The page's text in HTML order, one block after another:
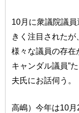
10月に衆議院議
きく注目された
様々な議員の存在
キャンダル議員”
夫氏にお話伺う。
高嶋）今年は10